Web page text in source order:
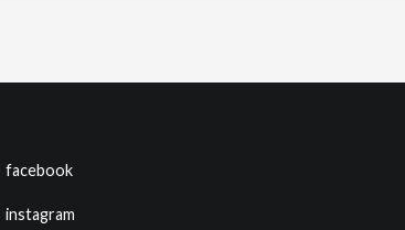
facebook
instagram